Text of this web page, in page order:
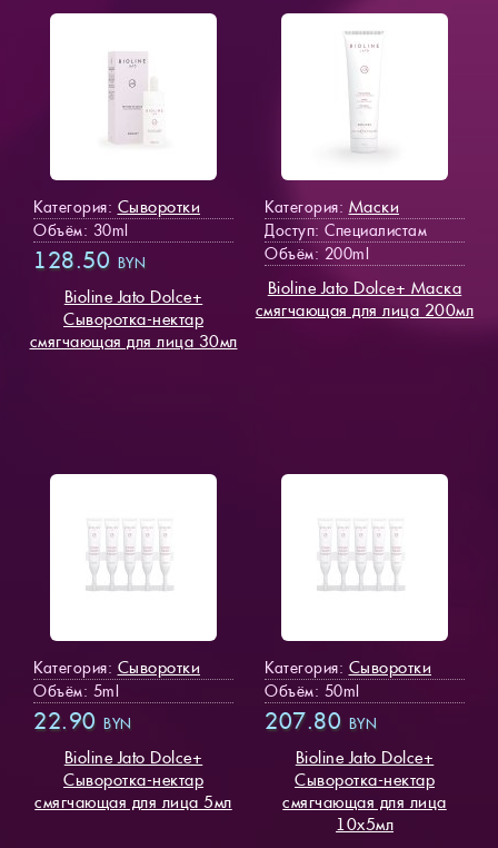
Категория: Сыворотки
Объём: 30ml
128.50 BYN
Bioline Jato Dolce+
Cыворотка-нектар
смягчающая для лица 30мл
Категория: Маски
Доступ: Специалистам
Объём: 200ml
Bioline Jato Dolce+ Маска
смягчающая для лица 200мл
Категория: Сыворотки
Объём: 5ml
22.90 BYN
Bioline Jato Dolce+
Cыворотка-нектар
смягчающая для лица 5мл
Категория: Сыворотки
Объём: 50ml
207.80 BYN
Bioline Jato Dolce+
Cыворотка-нектар
смягчающая для лица
10х5мл